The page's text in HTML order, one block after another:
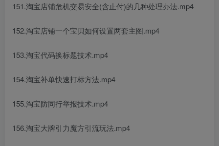
151.淘宝店铺危机交易安全(含止付)的几种处理办法.mp4
152.淘宝店铺一个宝贝如何设置两套主图.mp4
153.淘宝代码换标题技术.mp4
154.淘宝补单快速打标方法.mp4
155.淘宝防同行举报技术.mp4
156.淘宝大牌引力魔方引流玩法.mp4